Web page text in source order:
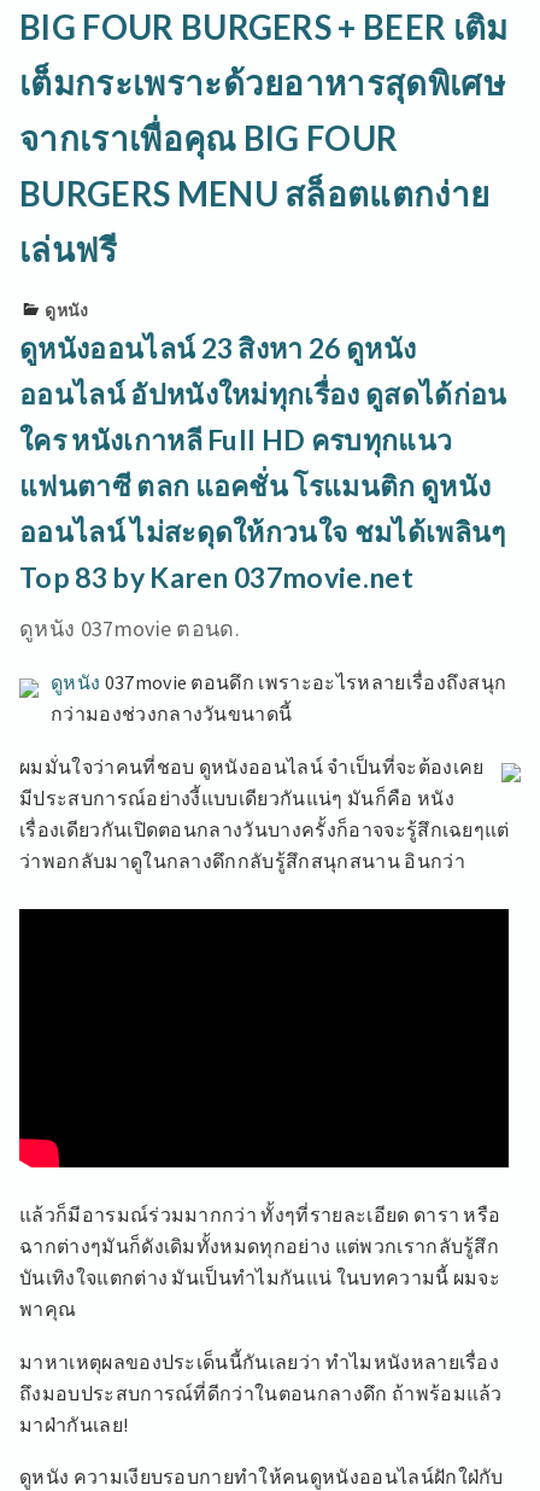
BIG FOUR BURGERS + BEER เติม
เต็มกระเพราะด้วยอาหารสุดพิเศษ
จากเราเพื่อคุณ BIG FOUR
BURGERS MENU สล็อตแตกง่าย
เล่นฟรี
ดูหนัง
ดูหนังออนไลน์ 23 สิงหา 26 ดูหนัง
ออนไลน์ อัปหนังใหม่ทุกเรื่อง ดูสดได้ก่อน
ใคร หนังเกาหลี Full HD ครบทุกแนว
แฟนตาซี ตลก แอคชั่น โรแมนติก ดูหนัง
ออนไลน์ ไม่สะดุดให้กวนใจ ชมได้เพลินๆ
Top 83 by Karen 037movie.net
ดูหนัง 037movie ตอนด.
ดูหนัง 037movie ตอนดึก เพราะอะไรหลายเรื่องถึงสนุก
กว่ามองช่วงกลางวันขนาดนี้
ผมมั่นใจว่าคนที่ชอบ ดูหนังออนไลน์ จำเป็นที่จะต้องเคย
มีประสบการณ์อย่างงี้แบบเดียวกันแน่ๆ มันก็คือ หนัง
เรื่องเดียวกันเปิดตอนกลางวันบางครั้งก็อาจจะรู้สึกเฉยๆแต่
ว่าพอกลับมาดูในกลางดึกกลับรู้สึกสนุกสนาน อินกว่า
แล้วก็มีอารมณ์ร่วมมากกว่า ทั้งๆที่รายละเอียด ดารา หรือ
ฉากต่างๆมันก็ดังเดิมทั้งหมดทุกอย่าง แต่พวกเรากลับรู้สึก
บันเทิงใจแตกต่าง มันเป็นทำไมกันแน่ ในบทความนี้ ผมจะ
พาคุณ
มาหาเหตุผลของประเด็นนี้กันเลยว่า ทำไมหนังหลายเรื่อง
ถึงมอบประสบการณ์ที่ดีกว่าในตอนกลางดึก ถ้าพร้อมแล้ว
มาฝ่ากันเลย!
ดูหนัง ความเงียบรอบกายทำให้คนดูหนังออนไลน์ฝักใฝ่กับ